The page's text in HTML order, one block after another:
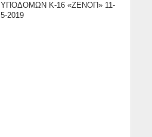
ΥΠΟΔΟΜΩΝ Κ-16 «ΖΕΝΟΠ» 11-
5-2019